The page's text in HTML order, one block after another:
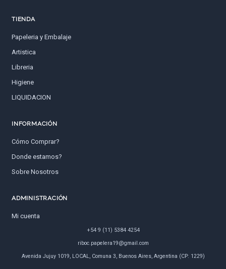
TIENDA
Papeleria y Embalaje
Artistica
Libreria
Higiene
LIQUIDACION
INFORMACIÓN
Cómo Comprar?
Donde estamos?
Sobre Nosotros
ADMINISTRACIÓN
Mi cuenta
+54 9 (11) 5384 4254
riboc.papelera19@gmail.com
Avenida Jujuy 1019, LOCAL, Comuna 3, Buenos Aires, Argentina (CP: 1229)